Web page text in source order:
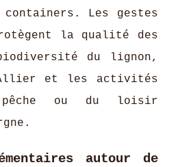
Les gestes
la qualité des
du lignon,
et les activités
ou du loisir
autour de